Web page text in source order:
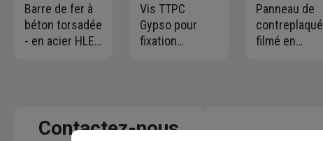
Barre de fer à
béton torsadée
- en acier HLE -
Vis TTPC
Gypso pour
fixation
Panneau de
contreplaqué
filmé en
Contactez-nous